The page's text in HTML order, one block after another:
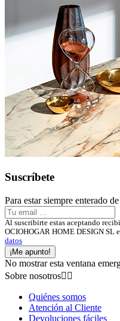
Suscríbete
Para estar siempre enterado
Al suscribirte estas aceptando
OCIOHOGAR HOME DESIGN SL
datos
¡Me apunto!
No mostrar esta ventana
Sobre nosotros 
Quiénes somos
Atención al Cliente
Devoluciones fáciles